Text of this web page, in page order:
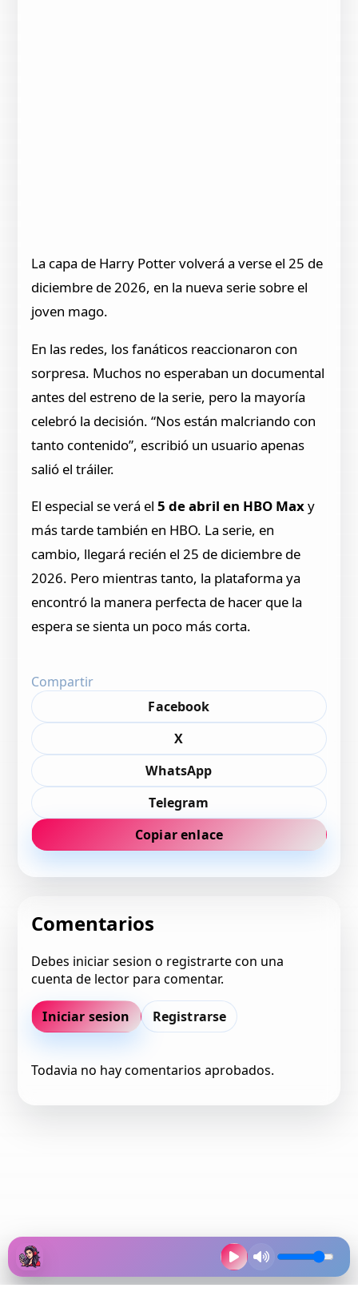
La capa de Harry Potter volverá a verse el 25 de
diciembre de 2026, en la nueva serie sobre el
joven mago.
En las redes, los fanáticos reaccionaron con
sorpresa. Muchos no esperaban un documental
antes del estreno de la serie, pero la mayoría
celebró la decisión. “Nos están malcriando con
tanto contenido”, escribió un usuario apenas
salió el tráiler.
El especial se verá el 5 de abril en HBO Maxy
más tarde también en HBO. La serie, en
cambio, llegará recién el 25 de diciembre de
2026. Pero mientras tanto, la plataforma ya
encontró la manera perfecta de hacer que la
espera se sienta un poco más corta.
Compartir
Facebook
X
WhatsApp
Telegram
Copiar enlace
Comentarios
Debes iniciar sesion o registrarte con una
cuenta de lector para comentar.
Iniciar sesion Registrarse
Todavia no hay comentarios aprobados.